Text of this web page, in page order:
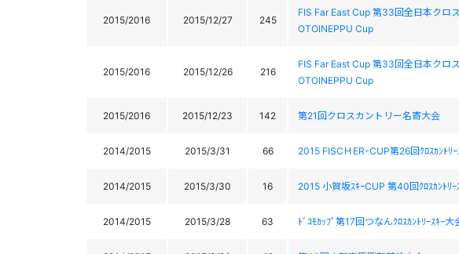
2015/2016 2015/12/27 245
FIS Far East Cup 第33回全日本クロ
OTOINEPPU Cup
2015/2016 2015/12/26 216
FIS Far East Cup 第33回全日本クロ
OTOINEPPU Cup
2015/2016 2015/12/23 142 第21回クロスカントリー名寄大会
2014/2015 2015/3/31 66 2015 FISCＨER-CUP第26回ｸﾛｽｶﾝﾄﾘ
2014/2015 2015/3/30 16 2015 小賀坂ｽｷｰCUP 第40回ｸﾛｽｶﾝﾄﾘ
2014/2015 2015/3/28 63 ﾄﾞｺﾓｶｯﾌﾟ第17回つなんｸﾛｽｶﾝﾄﾘｰｽｷｰ大